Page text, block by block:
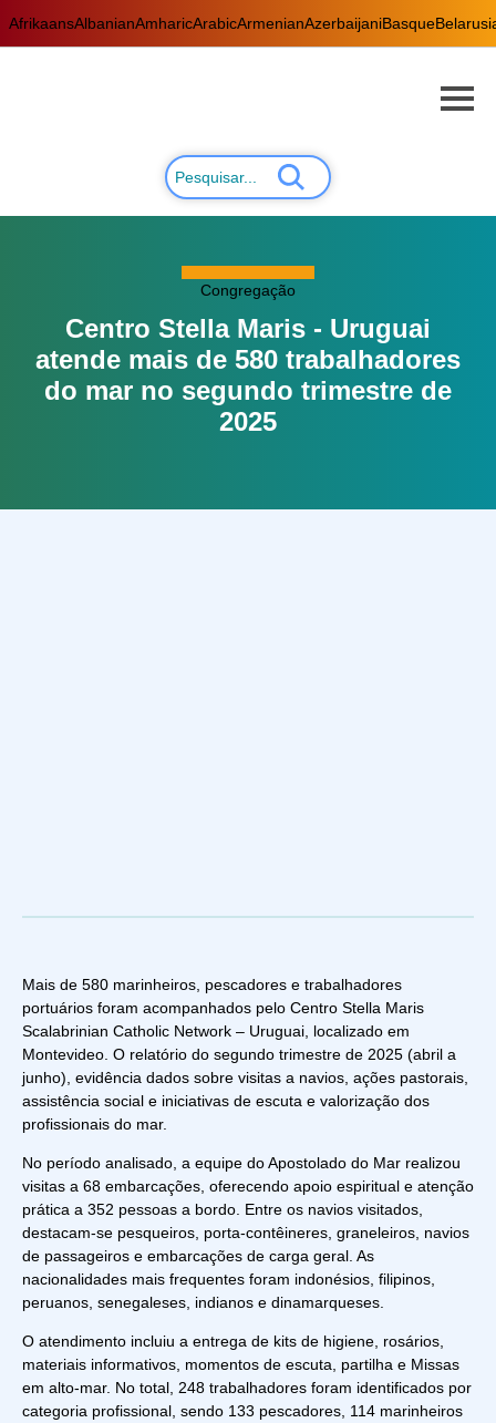
AfrikaansAlbanianAmharicArabicArmenianAzerbaijaniBasque
Congregação
Centro Stella Maris - Uruguai
atende mais de 580 trabalhadores
do mar no segundo trimestre de
2025
Mais de 580 marinheiros, pescadores e trabalhadores
portuários foram acompanhados pelo Centro Stella Maris
Scalabrinian Catholic Network – Uruguai , localizado em
Montevideo. O relatório do segundo trimestre de 2025 (abril a
junho), evidência dados sobre visitas a navios, ações pastorais,
assistência social e iniciativas de escuta e valorização dos
profissionais do mar.
No período analisado, a equipe do Apostolado do Mar realizou
visitas a 68 embarcações, oferecendo apoio espiritual e atenção
prática a 352 pessoas a bordo. Entre os navios visitados,
destacam-se pesqueiros, porta-contêineres, graneleiros, navios
de passageiros e embarcações de carga geral. As
nacionalidades mais frequentes foram indonésios, filipinos,
peruanos, senegaleses, indianos e dinamarqueses.
O atendimento incluiu a entrega de kits de higiene, rosários,
materiais informativos, momentos de escuta, partilha e Missas
em alto-mar. No total, 248 trabalhadores foram identificados por
categoria profissional, sendo 133 pescadores, 114 marinheiros